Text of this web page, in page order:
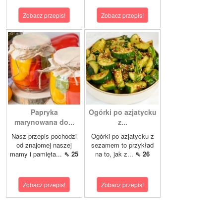
Zobacz przepis! Zobacz przepis!
Papryka
marynowana do...
Nasz przepis pochodzi
od znajomej naszej
mamy i pamięta... ⇖ 25
Zobacz przepis!
Ogórki po azjatycku
z...
Ogórki po azjatycku z
sezamem to przykład
na to, jak z... ⇖ 26
Zobacz przepis!